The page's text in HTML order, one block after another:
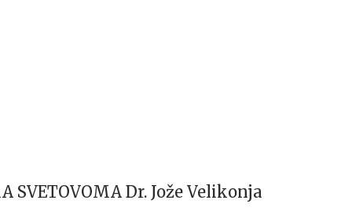
SVETOVOMA Dr. Jože Velikonja